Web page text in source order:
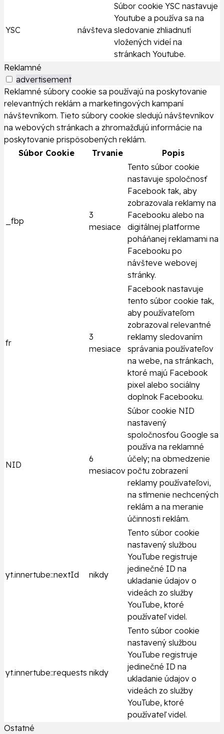
YSC návšteva
Súbor cookie YSC nastavuje
Youtube a používa sa na
sledovanie zhliadnutí
vložených videí na
stránkach Youtube.
Reklamné
advertisement
Reklamné súbory cookie sa používajú na poskytovanie
relevantných reklám a marketingových kampaní
návštevníkom. Tieto súbory cookie sledujú návštevníkov
na webových stránkach a zhromažďujú informácie na
poskytovanie prispôsobených reklám.
Súbor Cookie
Trvanie Popis
_fbp
3
mesiace
Tento súbor cookie
nastavuje spoločnosť
Facebook tak, aby
zobrazovala reklamy na
Facebooku alebo na
digitálnej platforme
poháňanej reklamami na
Facebooku po
návšteve webovej
stránky.
fr
3
mesiace
Facebook nastavuje
tento súbor cookie tak,
aby používateľom
zobrazoval relevantné
reklamy sledovaním
správania používateľov
na webe, na stránkach,
ktoré majú Facebook
pixel alebo sociálny
doplnok Facebooku.
NID
6
mesiacov
Súbor cookie NID
nastavený
spoločnosťou Google sa
používa na reklamné
účely; na obmedzenie
počtu zobrazení
reklamy používateľovi,
na stlmenie nechcených
reklám a na meranie
účinnosti reklám.
yt.innertube::nextId nikdy
Tento súbor cookie
nastavený službou
YouTube registruje
jedinečné ID na
ukladanie údajov o
videách zo služby
YouTube, ktoré
používateľ videl.
yt.innertube::requests nikdy
Tento súbor cookie
nastavený službou
YouTube registruje
jedinečné ID na
ukladanie údajov o
videách zo služby
YouTube, ktoré
používateľ videl.
Ostatné